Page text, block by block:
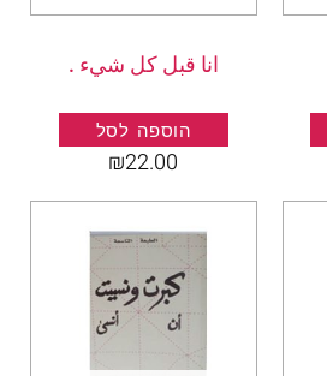
انا قبل كل شيء .
הוספה לסל
₪22.00